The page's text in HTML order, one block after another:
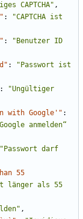
CAPTCHA" ,
:
"CAPTCHA ist
:
"Benutzer ID
:
"Passwort ist
:
"Ungültiger
with Google'" :
anmelden“
"Passwort darf
55
länger als 55
,